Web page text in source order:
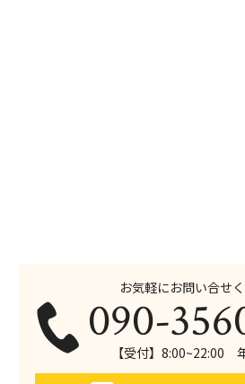
お気軽にお問い合せ
090-
【受付】8:00~22:00